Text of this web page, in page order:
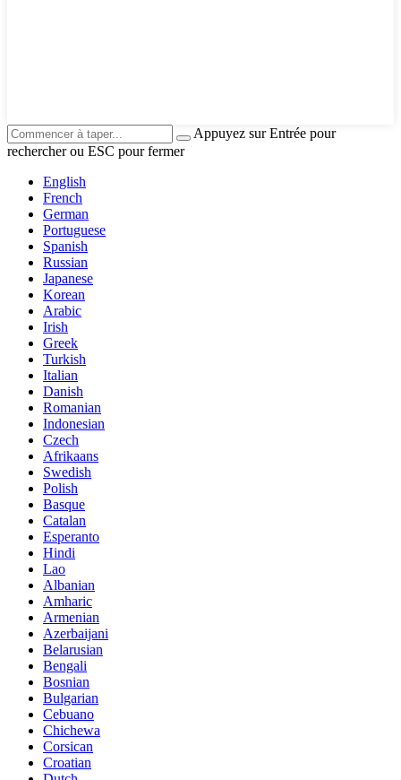
Appuyez sur Entrée pour
rechercher ou ESC pour fermer
English
French
German
Portuguese
Spanish
Russian
Japanese
Korean
Arabic
Irish
Greek
Turkish
Italian
Danish
Romanian
Indonesian
Czech
Afrikaans
Swedish
Polish
Basque
Catalan
Esperanto
Hindi
Lao
Albanian
Amharic
Armenian
Azerbaijani
Belarusian
Bengali
Bosnian
Bulgarian
Cebuano
Chichewa
Corsican
Croatian